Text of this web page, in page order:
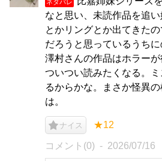
ネタバレ
なと思い、未読作品を追
とかリングとか出てきた
だろうと思っているうちに
澤村さんの作品はホラー
ついつい読みたくなる。
るからかな。まさか怪異
は。
ナイス ★12
コメント(0) 2026/07/16